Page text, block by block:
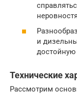
и
Технические
Рассмотрим